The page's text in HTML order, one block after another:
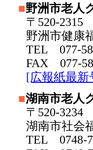
■野洲市老人
〒520-2315
野洲市健康
TEL 077-
FAX 077-
[広報紙最
■湖南市老人
〒520-3234
湖南市社会
TEL 0748-